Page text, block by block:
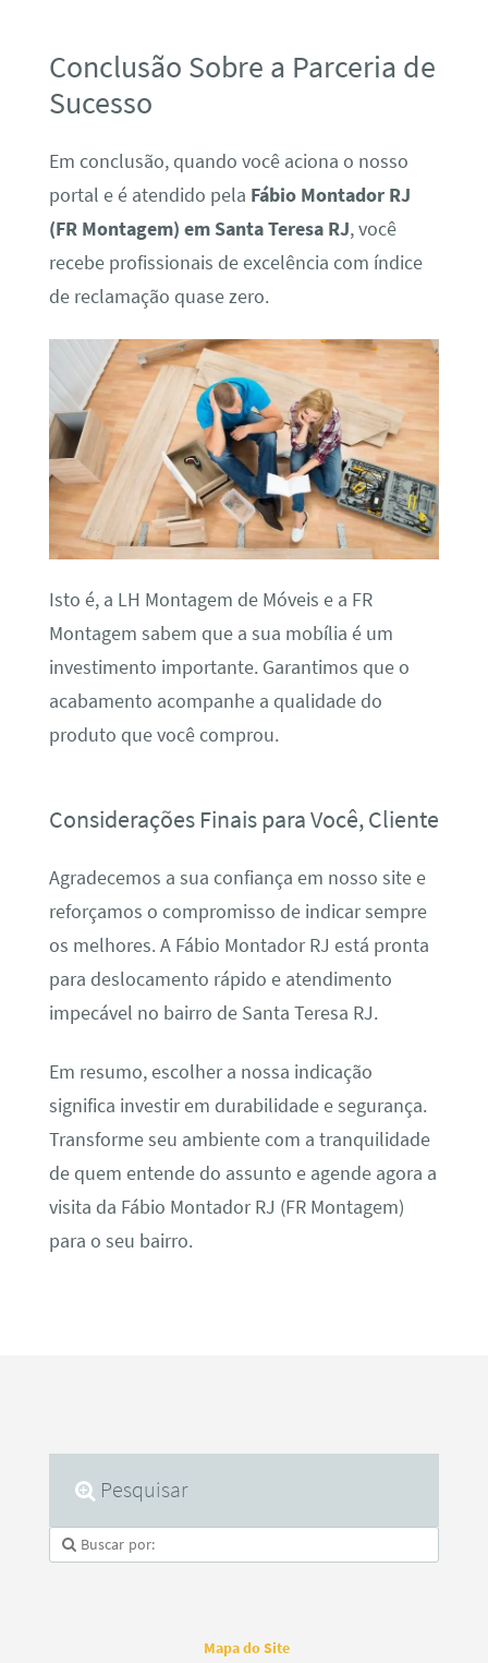
Conclusão Sobre a Parceria de
Sucesso
Em conclusão, quando você aciona o nosso
portal e é atendido pela Fábio Montador RJ
(FR Montagem) em Santa Teresa RJ, você
recebe profissionais de excelência com índice
de reclamação quase zero.
Isto é, a LH Montagem de Móveis e a FR
Montagem sabem que a sua mobília é um
investimento importante. Garantimos que o
acabamento acompanhe a qualidade do
produto que você comprou.
Considerações Finais para Você, Cliente
Agradecemos a sua confiança em nosso site e
reforçamos o compromisso de indicar sempre
os melhores. A Fábio Montador RJ está pronta
para deslocamento rápido e atendimento
impecável no bairro de Santa Teresa RJ.
Em resumo, escolher a nossa indicação
significa investir em durabilidade e segurança.
Transforme seu ambiente com a tranquilidade
de quem entende do assunto e agende agora a
visita da Fábio Montador RJ (FR Montagem)
para o seu bairro.
Pesquisar
Mapa do Site